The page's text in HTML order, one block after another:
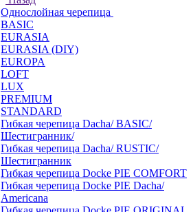
Однослойная черепица
BASIC
EURASIA
EURASIA (DIY)
EUROPA
LOFT
LUX
PREMIUM
STANDARD
Гибкая черепица Dacha/ BASIC/
Шестигранник/
Гибкая черепица Dacha/ RUSTIC/
Шестигранник
Гибкая черепица Docke PIE COMFORT
Гибкая черепица Docke PIE Dacha/
Americana